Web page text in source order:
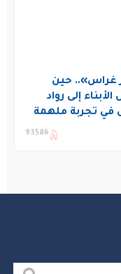
غراس».. حين
إلى رواد
في تجربة ملهمة
غراس الصيفي93586